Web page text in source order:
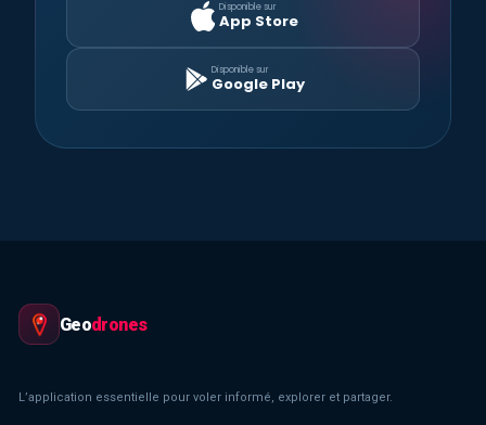
Disponible sur
App Store
Disponible sur
Google Play
Geodrones
L’application essentielle pour voler informé, explorer et partager.